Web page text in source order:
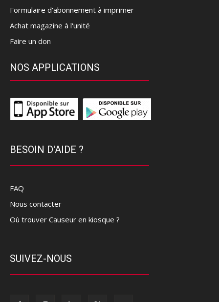
Formulaire d'abonnement à imprimer
Achat magazine à l'unité
Faire un don
NOS APPLICATIONS
BESOIN D'AIDE ?
FAQ
Nous contacter
Où trouver Causeur en kiosque ?
SUIVEZ-NOUS